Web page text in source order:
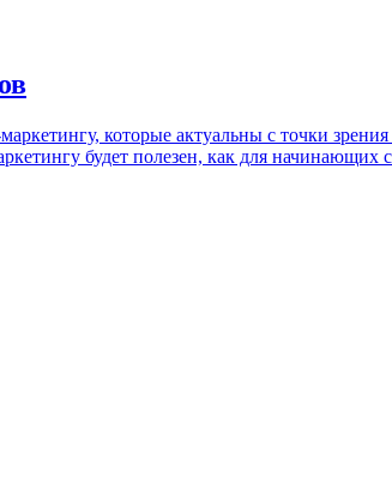
которые актуальны с точки
будет полезен, как для начинающих